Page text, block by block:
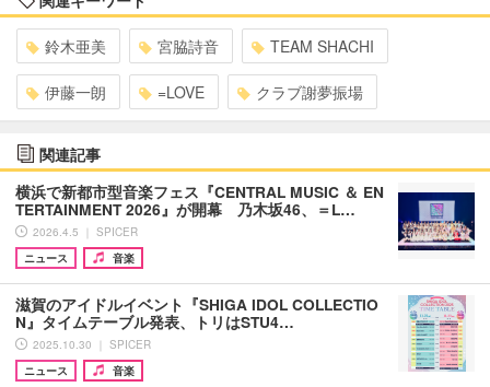
鈴木亜美 宮脇詩音 TEAM SHACHI
伊藤一朗 =LOVE クラブ謝夢振場
関連記事
横浜で新都市型音楽フェス『CENTRAL MUSIC ＆ EN
TERTAINMENT 2026』が開幕 乃木坂46、＝L…
2026.4.5 ｜ SPICER
ニュース
音楽
滋賀のアイドルイベント『SHIGA IDOL COLLECTIO
N』タイムテーブル発表、トリはSTU4…
2025.10.30 ｜ SPICER
ニュース
音楽